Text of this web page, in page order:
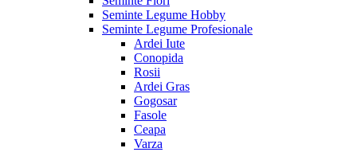
Seminte Legume Hobby
Seminte Legume Profesionale
Ardei Iute
Conopida
Rosii
Ardei Gras
Gogosar
Fasole
Ceapa
Varza